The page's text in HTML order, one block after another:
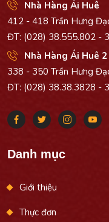
Nhà Hàng Ái Huê
412 - 418 Trần Hưng
ĐT: (028) 38.555.802 -
Nhà Hàng Ái Huê 2
338 - 350 Trần Hưng
ĐT: (028) 38.38.3828 -
Danh mục
Giới thiệu
Thực đơn